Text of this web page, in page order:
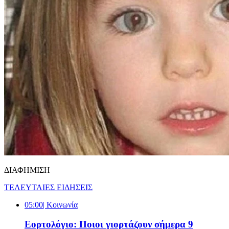
ΔΙΑΦΗΜΙΣΗ
ΤΕΛΕΥΤΑΙΕΣ ΕΙΔΗΣΕΙΣ
05:00| Κοινωνία
Εορτολόγιο: Ποιοι γιορτάζουν σήμερα 9